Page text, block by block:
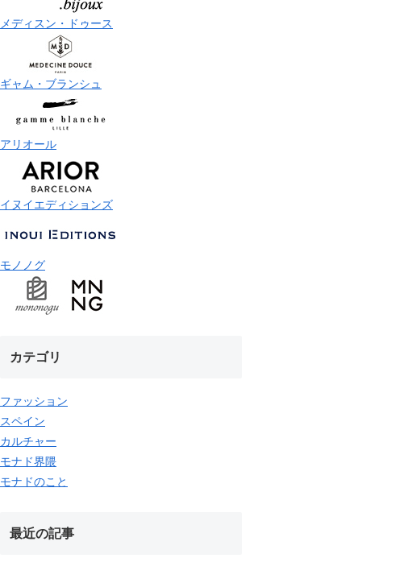
メディスン・ドゥース
ギャム・ブランシュ
アリオール
イヌイエディションズ
モノノグ
カテゴリ
ファッション
スペイン
カルチャー
モナド界隈
モナドのこと
最近の記事